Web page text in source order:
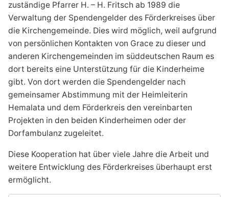
zuständige Pfarrer ­H. – H. Fritsch ab 1989 die
Verwaltung der Spendengelder des Förderkreises über
die Kirchengemeinde. Dies wird möglich, weil aufgrund
von persönlichen Kontakten von Grace zu dieser und
anderen Kirchengemeinden im süddeutschen Raum es
dort bereits eine Unterstützung für die Kinderheime
gibt. Von dort werden die Spendengelder nach
gemeinsamer Abstimmung mit der Heimleiterin
Hemalata und dem Förderkreis den vereinbarten
Projekten in den beiden Kinderheimen oder der
Dorfambulanz zugeleitet.
Diese Kooperation hat über viele Jahre die Arbeit und
weitere Entwicklung des Förderkreises überhaupt erst
ermöglicht.